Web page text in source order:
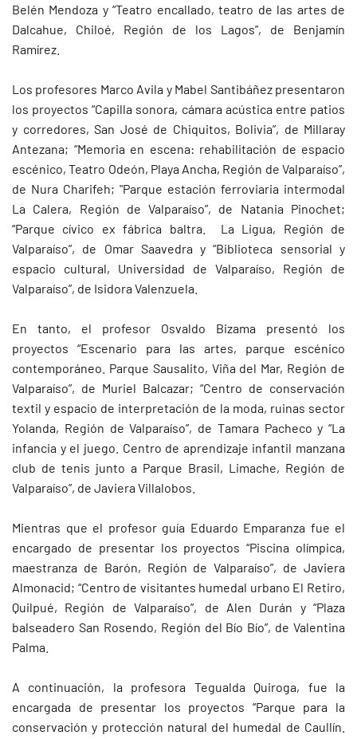
Belén Mendoza y “Teatro encallado, teatro de las artes de
Dalcahue, Chiloé, Región de los Lagos”, de Benjamín
Ramírez.
Los profesores Marco Avila y Mabel Santibáñez presentaron
los proyectos “Capilla sonora, cámara acústica entre patios
y corredores, San José de Chiquitos, Bolivia”, de Millaray
Antezana; “Memoria en escena: rehabilitación de espacio
escénico, Teatro Odeón, Playa Ancha, Región de Valparaíso”,
de Nura Charifeh; "Parque estación ferroviaria intermodal
La Calera, Región de Valparaíso”, de Natania Pinochet;
“Parque cívico ex fábrica baltra. La Ligua, Región de
Valparaíso”, de Omar Saavedra y “Biblioteca sensorial y
espacio cultural, Universidad de Valparaíso, Región de
Valparaíso”, de Isidora Valenzuela.
En tanto, el profesor Osvaldo Bizama presentó los
proyectos “Escenario para las artes, parque escénico
contemporáneo. Parque Sausalito, Viña del Mar, Región de
Valparaíso”, de Muriel Balcazar; “Centro de conservación
textil y espacio de interpretación de la moda, ruinas sector
Yolanda, Región de Valparaíso”, de Tamara Pacheco y “La
infancia y el juego. Centro de aprendizaje infantil manzana
club de tenis junto a Parque Brasil, Limache, Región de
Valparaíso”, de Javiera Villalobos.
Mientras que el profesor guía Eduardo Emparanza fue el
encargado de presentar los proyectos “Piscina olímpica,
maestranza de Barón, Región de Valparaíso”, de Javiera
Almonacid; “Centro de visitantes humedal urbano El Retiro,
Quilpué, Región de Valparaíso”, de Alen Durán y “Plaza
balseadero San Rosendo, Región del Bío Bío”, de Valentina
Palma.
A continuación, la profesora Tegualda Quiroga, fue la
encargada de presentar los proyectos “Parque para la
conservación y protección natural del humedal de Caullín.